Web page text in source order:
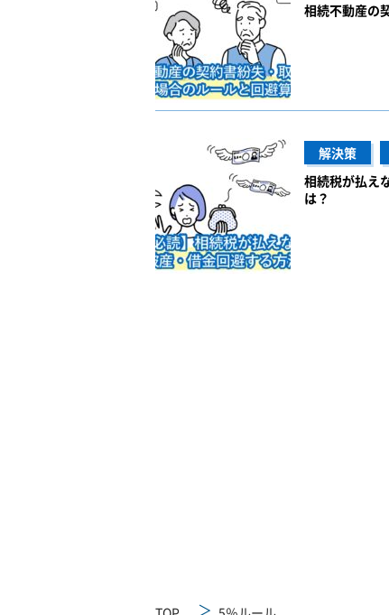
相続不動産の
解決策
相続税が払え
は？